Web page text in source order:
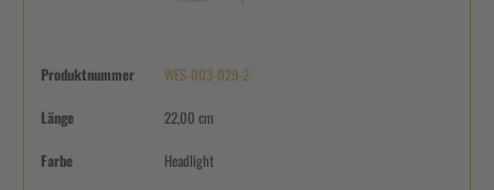
Produktnummer WES-003-029-2
Länge 22,00 cm
Farbe Headlight